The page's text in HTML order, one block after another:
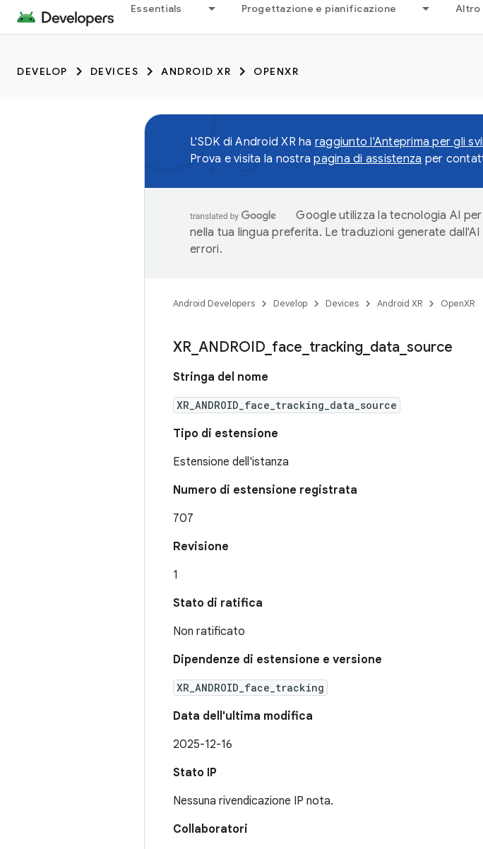
Essentials Progettazione e pianificazione Altro
DEVELOP DEVICES ANDROID XR OPENXR
L'SDK di Android XR ha raggiunto l'Anteprima per gli
Prova e visita la nostrapagina di assistenza per
Google utilizza la tecnologia AI
nella tua lingua preferita. Le traduzioni generate
errori.
Android Developers Develop Devices Android XR OpenXR
XR ANDROID face tracking data source
Stringa del nome
XR_ANDROID_face_tracking_data_source
Tipo di estensione
Estensione dell'istanza
Numero di estensione registrata
707
Revisione
1
Stato di ratifica
Non ratificato
Dipendenze di estensione e versione
XR_ANDROID_face_tracking
Data dell'ultima modifica
2025-12-16
Stato IP
Nessuna rivendicazione IP nota.
Collaboratori